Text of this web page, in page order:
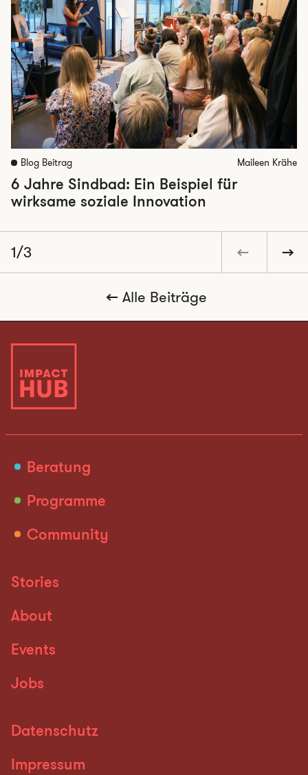
Blog Beitrag Maileen Krähe
6 Jahre Sindbad: Ein Beispiel für
wirksame soziale Innovation
1/3
Alle Beiträge
Beratung
Programme
Community
Stories
About
Events
Jobs
Datenschutz
Impressum